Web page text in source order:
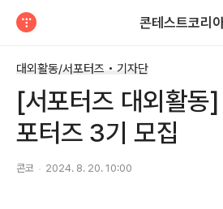
콘테스트코리
대외활동/서포터즈 • 기자단
[서포터즈 대외활동
포터즈 3기 모집
콘코 2024. 8. 20. 10:00